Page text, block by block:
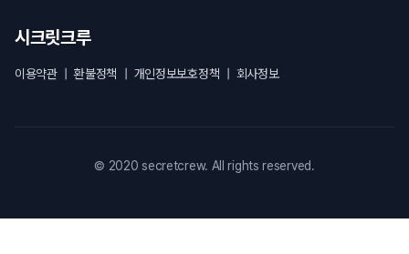
시크릿크루
이용약관|환불정책 개인정보보호정책 회사정보
© 2020 secretcrew. All rights reserved.